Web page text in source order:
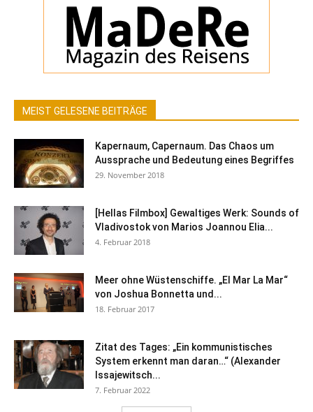
MEIST GELESENE BEITRÄGE
Kapernaum, Capernaum. Das Chaos um
Aussprache und Bedeutung eines Begriffes
29. November 2018
[Hellas Filmbox] Gewaltiges Werk: Sounds of
Vladivostok von Marios Joannou Elia...
4. Februar 2018
Meer ohne Wüstenschiffe. „El Mar La Mar“
von Joshua Bonnetta und...
18. Februar 2017
Zitat des Tages: „Ein kommunistisches
System erkennt man daran…“ (Alexander
Issajewitsch...
7. Februar 2022